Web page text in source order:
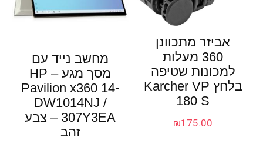
אביזר מתכוונן
360 מעלות
למכונות שטיפה
בלחץ Karcher VP
180 S
₪175.00
מחשב נייד עם
מסך מגע – HP
Pavilion x360 14-
DW1014NJ /
307Y3EA – צבע
זהב